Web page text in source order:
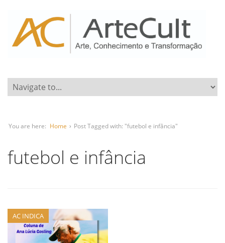
You are here: Home › Post Tagged with: "futebol e infância"
futebol e infância
AC INDICA